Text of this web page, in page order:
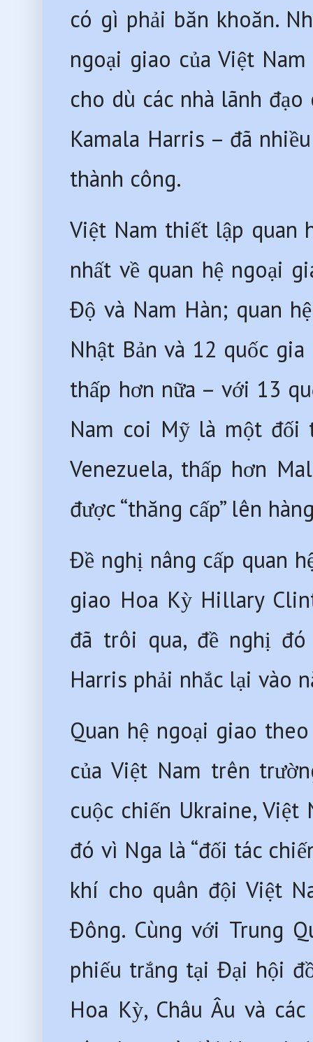
có gì phải băn khoăn.
ngoại giao của Việt
cho dù các nhà lãnh
Kamala Harris – đã
thành công.
Việt Nam thiết lập quan
nhất về quan hệ ngoại
Độ và Nam Hàn; quan
Nhật Bản và 12 quốc
thấp hơn nữa – với 13
Nam coi Mỹ là một đối
Venezuela, thấp hơn
được “thăng cấp” lên
Đề nghị nâng cấp quan
giao Hoa Kỳ Hillary
đã trôi qua, đề nghị đó
Harris phải nhắc lại vào
Quan hệ ngoại giao
của Việt Nam trên
cuộc chiến Ukraine,
đó vì Nga là “đối tác
khí cho quân đội Việt
Đông. Cùng với Trung
phiếu trắng tại Đại hội
Hoa Kỳ, Châu Âu và